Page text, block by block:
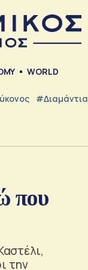
WORLD
#Διαμάντια
που
την